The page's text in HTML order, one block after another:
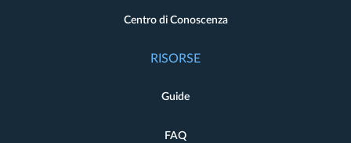
Centro di Conoscenza
RISORSE
Guide
FAQ